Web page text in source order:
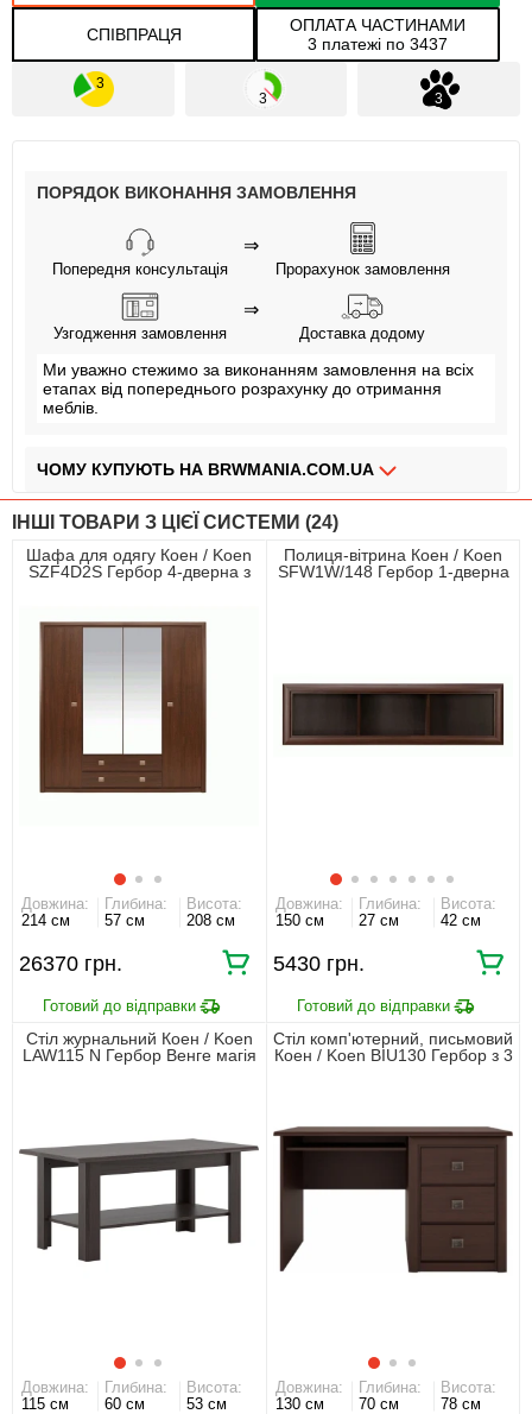
СПІВПРАЦЯ
ОПЛАТА ЧАСТИНАМИ
3 платежі по 3437
ПОРЯДОК ВИКОНАННЯ ЗАМОВЛЕННЯ
Попередня консультація
⇒
Прорахунок замовлення
Узгодження замовлення
⇒
Доставка додому
Ми уважно стежимо за виконанням замовлення на всіх
етапах від попереднього розрахунку до отримання
меблів.
ЧОМУ КУПУЮТЬ НА BRWMANIA.COM.UA
МЕБЛІ НА БУДЬ ЯКИЙ СМАК
ДОСТАВКА ЗА 2 ДНІ
СПЛАЧУЙ АВАНС, А РЕШТУ ПРИ ОТРИМАННІ
ПЛАТИ ЧАСТИНАМИ БЕЗ КОМІСІЙ
ІНШІ ТОВАРИ З ЦІЄЇ СИСТЕМИ (24)
Шафа для одягу Коен / Koen
SZF4D2S Гербор 4-дверна з
Довжина:
214 см
Глибина:
57 см
Висота:
208 см
26370 грн.
Полиця-вітрина Коен / Koen
SFW1W/148 Гербор 1-дверна
Довжина:
150 см
Глибина:
27 см
Висота:
42 см
5430 грн.
Стіл журнальний Коен / Koen
LAW115 N Гербор Венге магія
Довжина:
115 см
Глибина:
60 см
Висота:
53 см
Стіл комп'ютерний, письмовий
Коен / Koen BIU130 Гербор з 3
Довжина:
130 см
Глибина:
70 см
Висота:
78 см